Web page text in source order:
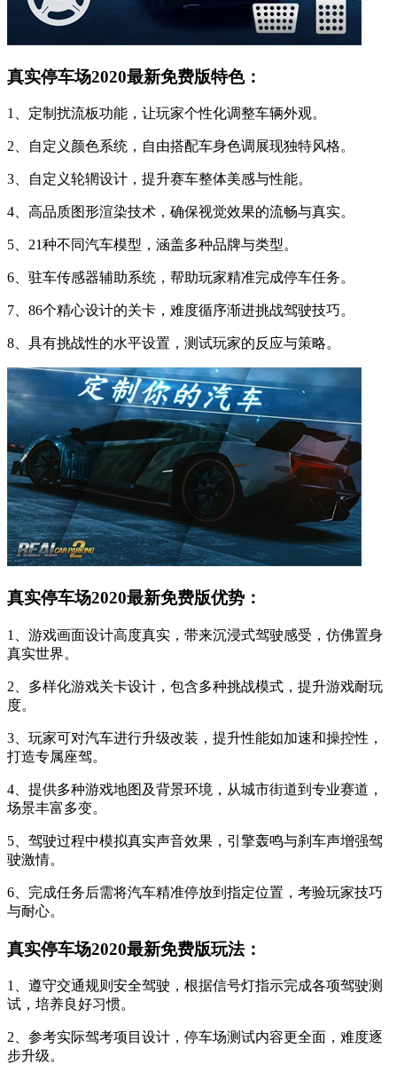
真实停车场2020最新免费版特色：
1、定制扰流板功能，让玩家个性化调整车辆外观。
2、自定义颜色系统，自由搭配车身色调展现独特风格。
3、自定义轮辋设计，提升赛车整体美感与性能。
4、高品质图形渲染技术，确保视觉效果的流畅与真实。
5、21种不同汽车模型，涵盖多种品牌与类型。
6、驻车传感器辅助系统，帮助玩家精准完成停车任务。
7、86个精心设计的关卡，难度循序渐进挑战驾驶技巧。
8、具有挑战性的水平设置，测试玩家的反应与策略。
真实停车场2020最新免费版优势：
1、游戏画面设计高度真实，带来沉浸式驾驶感受，仿佛置身
真实世界。
2、多样化游戏关卡设计，包含多种挑战模式，提升游戏耐玩
度。
3、玩家可对汽车进行升级改装，提升性能如加速和操控性，
打造专属座驾。
4、提供多种游戏地图及背景环境，从城市街道到专业赛道，
场景丰富多变。
5、驾驶过程中模拟真实声音效果，引擎轰鸣与刹车声增强驾
驶激情。
6、完成任务后需将汽车精准停放到指定位置，考验玩家技巧
与耐心。
真实停车场2020最新免费版玩法：
1、遵守交通规则安全驾驶，根据信号灯指示完成各项驾驶测
试，培养良好习惯。
2、参考实际驾考项目设计，停车场测试内容更全面，难度逐
步升级。